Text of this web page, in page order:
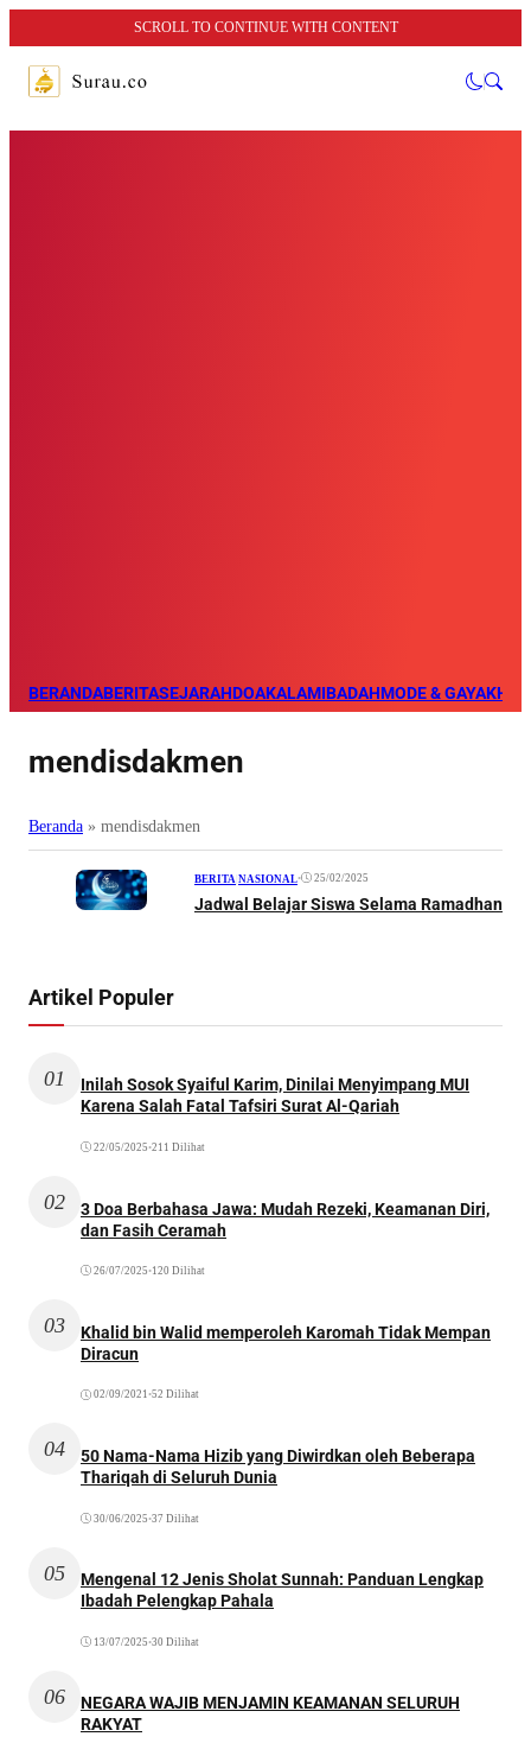
SCROLL TO CONTINUE WITH CONTENT
BERANDABERITASEJARAHDOAKALAMIBADAHMODE & GAYA
mendisdakmen
Beranda » mendisdakmen
BERITA NASIONAL• 25/02/2025
Jadwal Belajar Siswa Selama Ramadhan
Artikel Populer
01
Inilah Sosok Syaiful Karim, Dinilai Menyimpang MUI
Karena Salah Fatal Tafsiri Surat Al-Qariah
22/05/2025 •211 Dilihat
02
3 Doa Berbahasa Jawa: Mudah Rezeki, Keamanan Diri,
dan Fasih Ceramah
26/07/2025 •120 Dilihat
03
Khalid bin Walid memperoleh Karomah Tidak Mempan
Diracun
02/09/2021 •52 Dilihat
04
50 Nama-Nama Hizib yang Diwirdkan oleh Beberapa
Thariqah di Seluruh Dunia
30/06/2025 •37 Dilihat
05
Mengenal 12 Jenis Sholat Sunnah: Panduan Lengkap
Ibadah Pelengkap Pahala
13/07/2025 •30 Dilihat
06
NEGARA WAJIB MENJAMIN KEAMANAN SELURUH
RAKYAT